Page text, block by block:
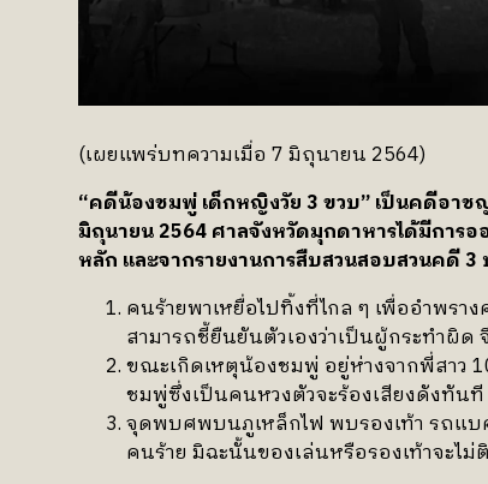
(เผยแพร่บทความเมื่อ 7 มิถุนายน 2564)
“คดีน้องชมพู่ เด็กหญิงวัย 3 ขวบ” เป็นคดีอาช
มิถุนายน 2564 ศาลจังหวัดมุกดาหารได้มีการ
หลัก และจากรายงานการสืบสวนสอบสวนคดี
คนร้ายพาเหยื่อไปทิ้งที่ไกล ๆ เพื่ออำพร
สามารถชี้ยืนยันตัวเองว่าเป็นผู้กระทำผิ
ขณะเกิดเหตุน้องชมพู่ อยู่ห่างจากพี่สาว
ชมพู่ซึ่งเป็นคนหวงตัวจะร้องเสียงดังทันที
จุดพบศพบนภูเหล็กไฟ พบรองเท้า รถแบ
คนร้าย มิฉะนั้นของเล่นหรือรองเท้าจะ